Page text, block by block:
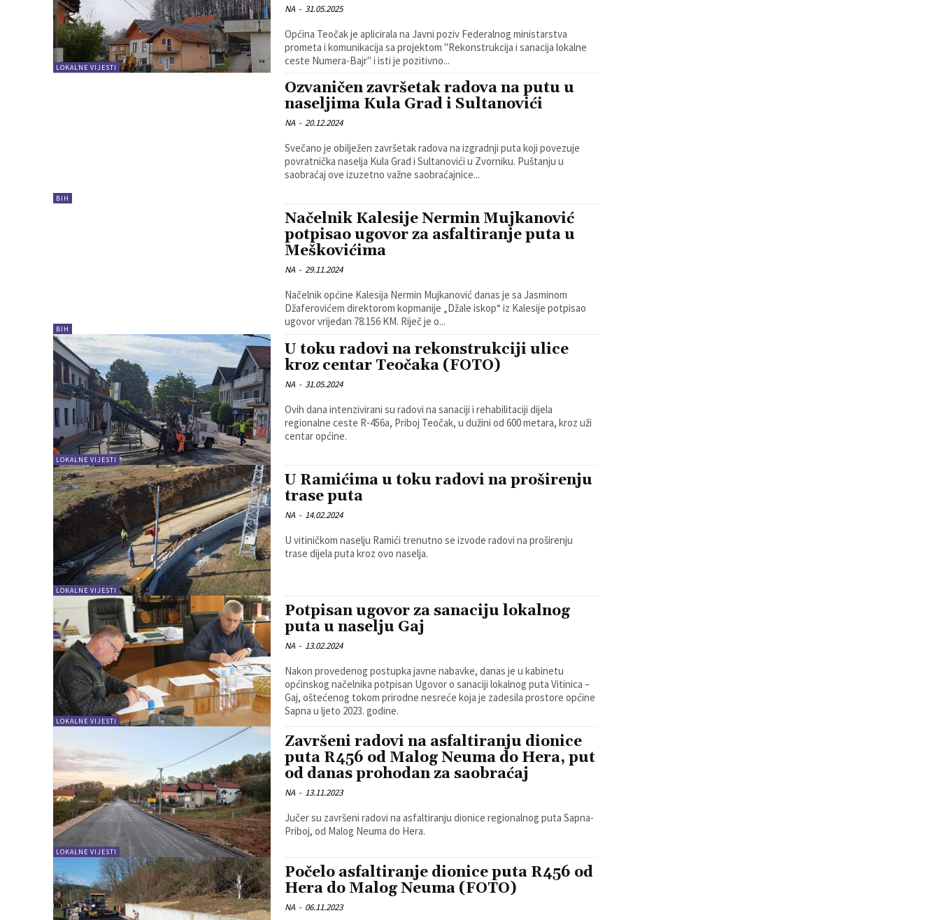
LOKALNE VIJESTI
NA - 31.05.2025
Općina Teočak je aplicirala na Javni poziv Federalnog ministarstva
prometa i komunikacija sa projektom "Rekonstrukcija i sanacija lokalne
ceste Numera-Bajr" i isti je pozitivno...
BIH
Ozvaničen završetak radova na putu u
naseljima Kula Grad i Sultanovići
NA - 20.12.2024
Svečano je obilježen završetak radova na izgradnji puta koji povezuje
povratnička naselja Kula Grad i Sultanovići u Zvorniku. Puštanju u
saobraćaj ove izuzetno važne saobraćajnice...
BIH
Načelnik Kalesije Nermin Mujkanović
potpisao ugovor za asfaltiranje puta u
Meškovićima
NA - 29.11.2024
Načelnik općine Kalesija Nermin Mujkanović danas je sa Jasminom
Džaferovićem direktorom kopmanije „Džale iskop“ iz Kalesije potpisao
ugovor vrijedan 78.156 KM. Riječ je o...
LOKALNE VIJESTI
U toku radovi na rekonstrukciji ulice
kroz centar Teočaka (FOTO)
NA - 31.05.2024
Ovih dana intenzivirani su radovi na sanaciji i rehabilitaciji dijela
regionalne ceste R-456a, Priboj Teočak, u dužini od 600 metara, kroz uži
centar općine.
LOKALNE VIJESTI
U Ramićima u toku radovi na proširenju
trase puta
NA - 14.02.2024
U vitiničkom naselju Ramići trenutno se izvode radovi na proširenju
trase dijela puta kroz ovo naselja.
LOKALNE VIJESTI
Potpisan ugovor za sanaciju lokalnog
puta u naselju Gaj
NA - 13.02.2024
Nakon provedenog postupka javne nabavke, danas je u kabinetu
općinskog načelnika potpisan Ugovor o sanaciji lokalnog puta Vitinica –
Gaj, oštećenog tokom prirodne nesreće koja je zadesila prostore općine
Sapna u ljeto 2023. godine.
LOKALNE VIJESTI
Završeni radovi na asfaltiranju dionice
puta R456 od Malog Neuma do Hera, put
od danas prohodan za saobraćaj
NA - 13.11.2023
Jučer su završeni radovi na asfaltiranju dionice regionalnog puta Sapna-
Priboj, od Malog Neuma do Hera.
Počelo asfaltiranje dionice puta R456 od
Hera do Malog Neuma (FOTO)
NA - 06.11.2023